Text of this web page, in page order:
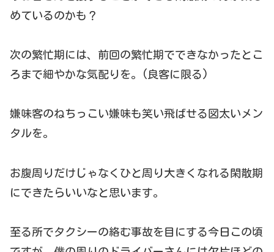
めているのかも？
次の繁忙期には、前回の繁忙期でできなかったとこ
ろまで細やかな気配りを。(良客に限る)
嫌味客のねちっこい嫌味も笑い飛ばせる図太いメン
タルを。
お腹周りだけじゃなくひと周り大きくなれる閑散期
にできたらいいなと思います。
至る所でタクシーの絡む事故を目にする今日この頃